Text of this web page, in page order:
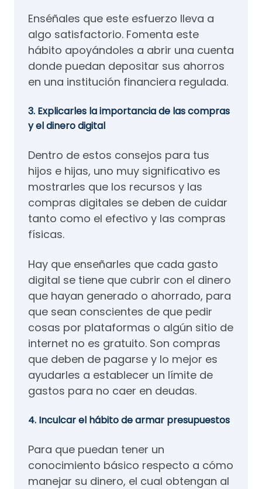
Enséñales que este esfuerzo lleva a
algo satisfactorio. Fomenta este
hábito apoyándoles a abrir una cuenta
donde puedan depositar sus ahorros
en una institución financiera regulada.
3. Explicarles la importancia de las compras
y el dinero digital
Dentro de estos consejos para tus
hijos e hijas, uno muy significativo es
mostrarles que los recursos y las
compras digitales se deben de cuidar
tanto como el efectivo y las compras
físicas.
Hay que enseñarles que cada gasto
digital se tiene que cubrir con el dinero
que hayan generado o ahorrado, para
que sean conscientes de que pedir
cosas por plataformas o algún sitio de
internet no es gratuito. Son compras
que deben de pagarse y lo mejor es
ayudarles a establecer un límite de
gastos para no caer en deudas.
4. Inculcar el hábito de armar presupuestos
Para que puedan tener un
conocimiento básico respecto a cómo
manejar su dinero, el cual obtengan al